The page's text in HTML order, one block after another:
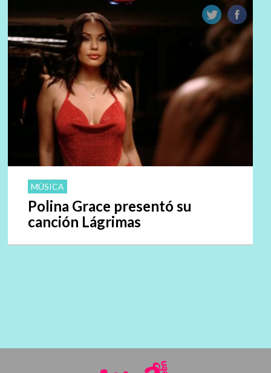
MÚSICA
Polina Grace presentó su
canción Lágrimas